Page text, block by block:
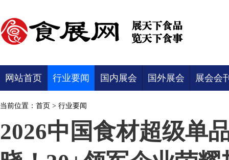
网站首页 行业要闻 国内展会 国外展会 展会会
当前位置： 首页 > 行业要闻
2026中国食材超级单